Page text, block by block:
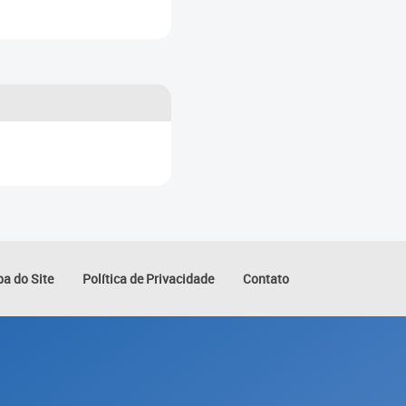
do Site Política de Privacidade Contato